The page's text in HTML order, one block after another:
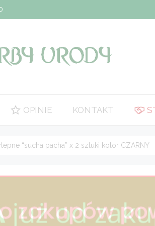
OPINIE KONTAKT
“sucha pacha” x 2 sztuki kolor CZARNY